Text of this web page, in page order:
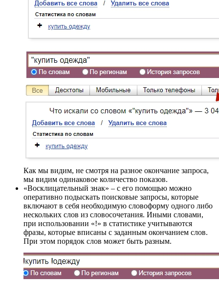
Как мы видим, не смотря на разное окончание запроса,
мы видим одинаковое количество показов.
«Восклицательный знак» – с его помощью можно
оперативно подыскать поисковые запросы, которые
включают в себя необходимую словоформу одного либо
нескольких слов из словосочетания. Иными словами,
при использовании «!» в статистике учитываются
фразы, которые вписаны с заданным окончанием слов.
При этом порядок слов может быть разным.